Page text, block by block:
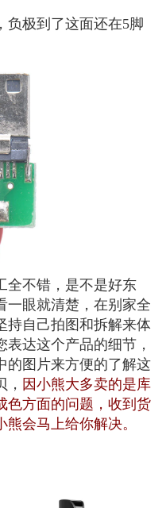
负极到了这面还在5脚
全不错，是不是好东
一眼就清楚，在别家全
持自己拍图和拆解来体
达这个产品的细节，
的图片来方便的了解这
因小熊大多卖的是库
色方面的问题，收到货
会马上给你解决。